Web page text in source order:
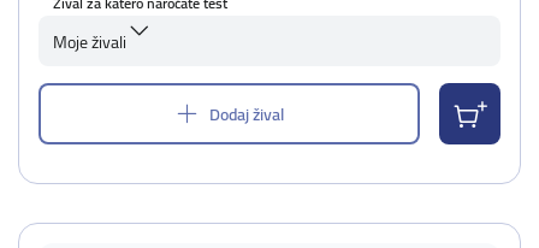
Moje živali
Dodaj žival